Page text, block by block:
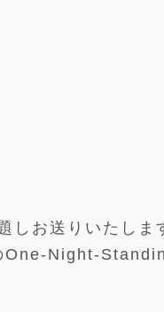
しお送りいたし
One-Night-